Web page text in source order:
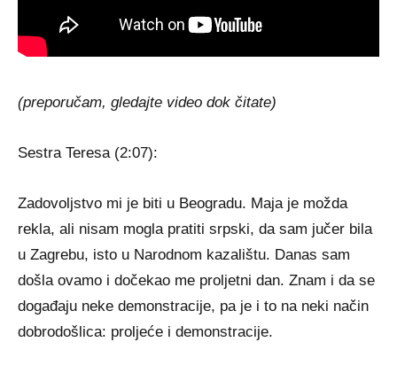
(preporučam, gledajte video dok čitate)
Sestra Teresa (2:07):
Zadovoljstvo mi je biti u Beogradu. Maja je možda
rekla, ali nisam mogla pratiti srpski, da sam jučer bila
u Zagrebu, isto u Narodnom kazalištu. Danas sam
došla ovamo i dočekao me proljetni dan. Znam i da se
događaju neke demonstracije, pa je i to na neki način
dobrodošlica: proljeće i demonstracije.